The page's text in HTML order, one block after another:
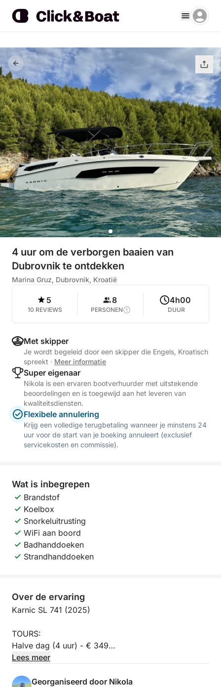
4 uur om de verborgen baaien van
Dubrovnik te ontdekken
Marina Gruz, Dubrovnik, Kroatië
5
10 REVIEWS
8
PERSONEN
4h00
DUUR
Met skipper
Je wordt begeleid door een skipper die Engels, Kroatisch
spreekt · Meer informatie
Super eigenaar
Nikola is een ervaren bootverhuurder met uitstekende
beoordelingen en is toegewijd aan het leveren van
kwaliteitsdiensten.
Flexibele annulering
Krijg een volledige terugbetaling wanneer je minstens 24
uur voor de start van je boeking annuleert (exclusief
servicekosten en commissie).
Wat is inbegrepen
Brandstof
Koelbox
Snorkeluitrusting
WiFi aan boord
Badhanddoeken
Strandhanddoeken
Over de ervaring
Karnic SL 741 (2025)
TOURS:
Halve dag (4 uur) - € 349
Middellange tour (6 uur) - € 449
Zonsondergang (1,5 uur) - € 199
Lees meer
Georganiseerd door Nikola